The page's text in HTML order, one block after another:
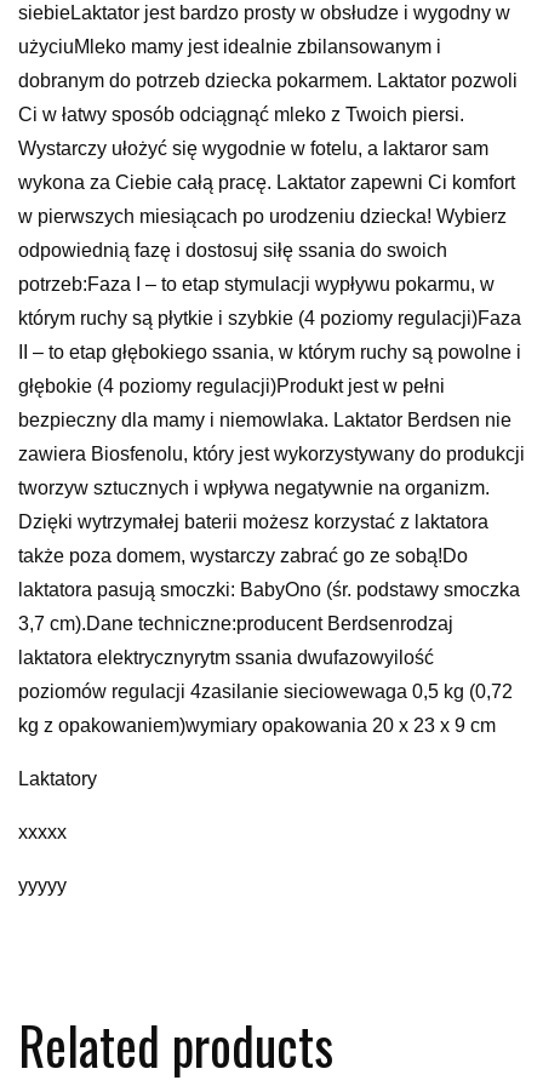
siebieLaktator jest bardzo prosty w obsłudze i wygodny w
użyciuMleko mamy jest idealnie zbilansowanym i
dobranym do potrzeb dziecka pokarmem. Laktator pozwoli
Ci w łatwy sposób odciągnąć mleko z Twoich piersi.
Wystarczy ułożyć się wygodnie w fotelu, a laktaror sam
wykona za Ciebie całą pracę. Laktator zapewni Ci komfort
w pierwszych miesiącach po urodzeniu dziecka! Wybierz
odpowiednią fazę i dostosuj siłę ssania do swoich
potrzeb:Faza I – to etap stymulacji wypływu pokarmu, w
którym ruchy są płytkie i szybkie (4 poziomy regulacji)Faza
II – to etap głębokiego ssania, w którym ruchy są powolne i
głębokie (4 poziomy regulacji)Produkt jest w pełni
bezpieczny dla mamy i niemowlaka. Laktator Berdsen nie
zawiera Biosfenolu, który jest wykorzystywany do produkcji
tworzyw sztucznych i wpływa negatywnie na organizm.
Dzięki wytrzymałej baterii możesz korzystać z laktatora
także poza domem, wystarczy zabrać go ze sobą!Do
laktatora pasują smoczki: BabyOno (śr. podstawy smoczka
3,7 cm).Dane techniczne:producent Berdsenrodzaj
laktatora elektrycznyrytm ssania dwufazowyilość
poziomów regulacji 4zasilanie sieciowewaga 0,5 kg (0,72
kg z opakowaniem)wymiary opakowania 20 x 23 x 9 cm
Laktatory
xxxxx
yyyyy
Related products